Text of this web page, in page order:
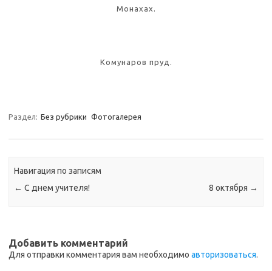
Монахах.
Комунаров пруд.
Раздел: Без рубрики Фотогалерея
Навигация по записям
← С днем учителя! 8 октября →
Добавить комментарий
Для отправки комментария вам необходимо авторизоваться.